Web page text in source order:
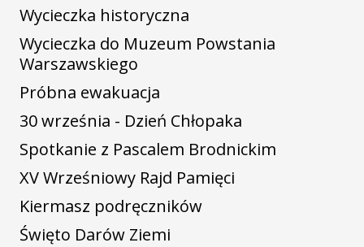
Wycieczka historyczna
Wycieczka do Muzeum Powstania
Warszawskiego
Próbna ewakuacja
30 września - Dzień Chłopaka
Spotkanie z Pascalem Brodnickim
XV Wrześniowy Rajd Pamięci
Kiermasz podręczników
Święto Darów Ziemi